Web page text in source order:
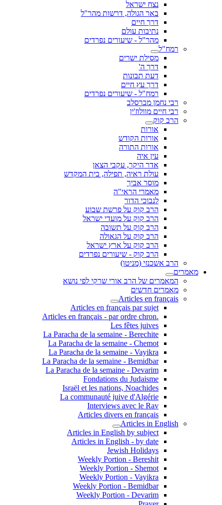
נצח ישראל
באר הגולה, דרשות מהר"ל
דרך חיים
נתיבות עולם
מהר"ל - שיעורים נפרדים
רמח"ל
מסילת ישרים
דרך ה'
דעת תבונות
דרך עץ חיים
רמח"ל - שיעורים נפרדים
רבי נחמן מברסלב
רבי חיים מוולוז'ין
הרב קוק
אורות
אורות הקודש
אורות התורה
עין איה
אדר היקר, עקבי הצאן
עולת ראיה, תפילה, בית המקדש
מוסר אביך
מאמרי הראי"ה
לנבוכי הדור
הרב קוק על פרשת שבוע
הרב קוק על מועדי ישראל
הרב קוק על תשובה
הרב קוק על הגאולה
הרב קוק על ארץ ישראל
הרב קוק - שיעורים נפרדים
הרב אשכנזי (מניטו)
מאמרים
המאמרים של הרב אורי שרקי לפי נושא
מאמרים חדשים
Articles en français
Articles en français par sujet
.Articles en français - par ordre chron
Les fêtes juives
La Paracha de la semaine - Berechite
La Paracha de la semaine - Chemot
La Paracha de la semaine - Vayikra
La Paracha de la semaine - Bemidbar
La Paracha de la semaine - Devarim
Fondations du Judaisme
Israël et les nations, Noachides
La communauté juive d'Algérie
Interviews avec le Rav
Articles divers en français
Articles in English
Articles in English by subject
Articles in English - by date
Jewish Holidays
Weekly Portion - Bereshit
Weekly Portion - Shemot
Weekly Portion - Vayikra
Weekly Portion - Bemidbar
Weekly Portion - Devarim